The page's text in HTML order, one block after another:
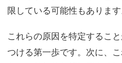
限している可能性もあります
これらの原因を特定するこ
つける第一歩です。次に、